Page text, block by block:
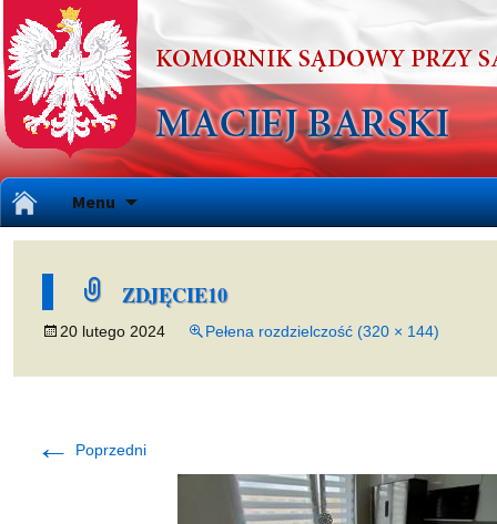
Menu
do
ZDJĘCIE10
20 lutego 2024 Pełena rozdzielczość (320 × 144)
← Poprzedni